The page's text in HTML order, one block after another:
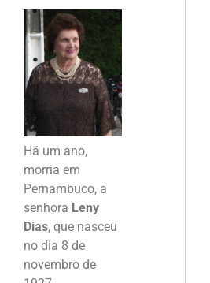
Há um ano,
morria em
Pernambuco, a
senhora Leny
Dias, que nasceu
no dia 8 de
novembro de